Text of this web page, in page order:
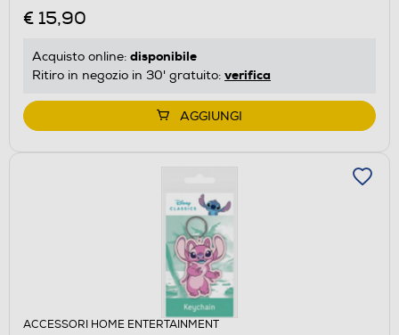
€ 15,90
Acquisto online: disponibile
Ritiro in negozio in 30' gratuito: verifica
AGGIUNGI
ACCESSORI HOME ENTERTAINMENT